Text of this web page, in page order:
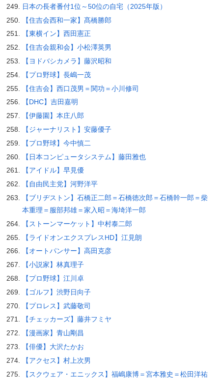
日本の長者番付1位～50位の自宅（2025年版）
【住吉会西和一家】髙橋勝郎
【東横イン】西田憲正
【住吉会親和会】小松澤英男
【ヨドバシカメラ】藤沢昭和
【プロ野球】長嶋一茂
【住吉会】西口茂男＝関功＝小川修司
【DHC】吉田嘉明
【伊藤園】本庄八郎
【ジャーナリスト】安藤優子
【プロ野球】今中慎二
【日本コンピュータシステム】藤田雅也
【アイドル】早見優
【自由民主党】河野洋平
【ブリヂストン】石橋正二郎＝石橋徳次郎＝石橋幹一郎＝柴
本重理＝服部邦雄＝家入昭＝海埼洋一郎
【ストーンマーケット】中村泰二郎
【ライドオンエクスプレスHD】江見朗
【オートパンサー】高田克彦
【小説家】林真理子
【プロ野球】江川卓
【ゴルフ】渋野日向子
【プロレス】武藤敬司
【チェッカーズ】藤井フミヤ
【漫画家】青山剛昌
【俳優】大沢たかお
【アクセス】村上次男
【スクウェア・エニックス】福嶋康博＝宮本雅史＝松田洋祐